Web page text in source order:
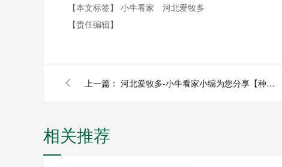
【本文标签】 小牛看家
河北爱牧多
【责任编辑】
上一篇： 河北爱牧多-小牛看家小编为您分享【种猪采精的详细步骤】
相关推荐